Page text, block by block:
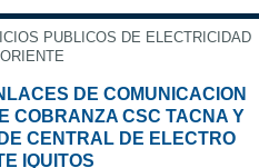
PUBLICOS DE ELECTRICIDAD
DE COMUNICACION
COBRANZA CSC TACNA Y
CENTRAL DE ELECTRO
IQUITOS